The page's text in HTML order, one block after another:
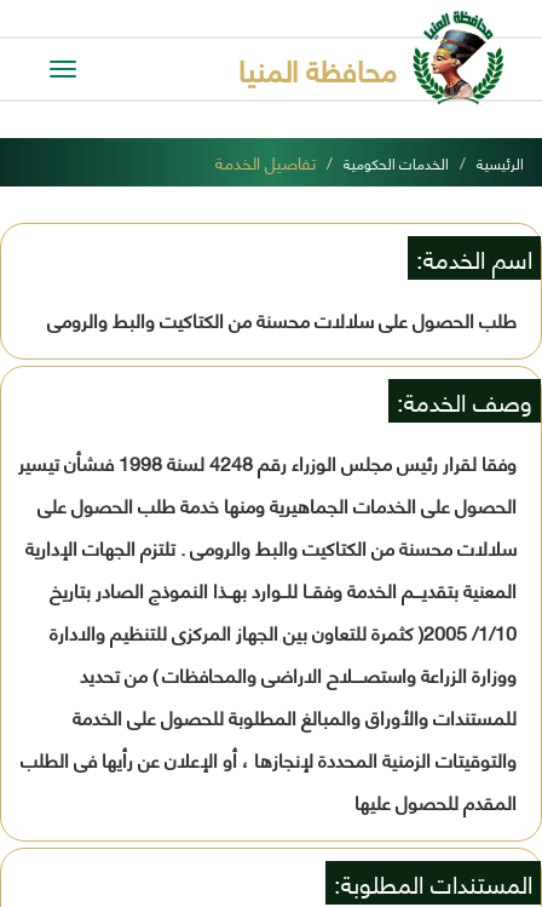
Toggle
محافظة المنيا
الرئيسية الخدمات الحكومية تفاصيل الخدمة
اسم الخدمة:
طلب الحصول على سلالات محسنة من الكتاكيت والبط والرومى
وصف الخدمة:
وفقا لقرار رئيس مجلس الوزراء رقم 4248 لسنة 1998 فىشأن تيسير
الحصول على الخدمات الجماهيرية ومنها خدمة طلب الحصول على
سلالات محسنة من الكتاكيت والبط والرومى . تلتزم الجهات الإدارية
المعنية بتقديـــم الخدمة وفقــا للــوارد بهــذا النموذج الصادر بتاريخ
1/10/ 2005( كثمرة للتعاون بين الجهاز المركزى للتنظيم والادارة
ووزارة الزراعة واستصــــلاح الاراضى والمحافظات ) من تحديد
للمستندات والأوراق والمبالغ المطلوبة للحصول على الخدمة
والتوقيتات الزمنية المحددة لإنجازها ، أو الإعلان عن رأيها فى الطلب
المقدم للحصول عليها
المستندات المطلوبة: